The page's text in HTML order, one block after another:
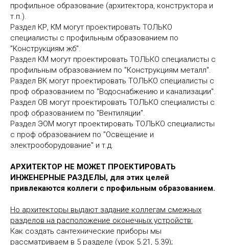
профильное образование (архитектора, конструктора и
т.п.).
Раздел КР, КМ могут проектировать ТОЛЬКО
специалисты с профильным образованием по
"Конструкциям жб".
Раздел КМ могут проектировать ТОЛЬКО специалисты с
профильным образованием по "Конструкциям металл".
Раздел ВК могут проектировать ТОЛЬКО специалисты с
проф образованием по "Водоснабжению и канализации".
Раздел ОВ могут проектировать ТОЛЬКО специалисты с
проф образованием по "Вентиляции".
Раздел ЭОМ могут проектировать ТОЛЬКО специалисты
с проф образованием по "Освещение и
электрооборудование" и т.д.
АРХИТЕКТОР НЕ МОЖЕТ ПРОЕКТИРОВАТЬ
ИНЖЕНЕРНЫЕ РАЗДЕЛЫ, для этих целей
привлекаются коллеги с профильным образованием.
Но архитекторы выдают задание коллегам смежных
разделов на расположение оконечных устройств:
Как создать сантехнические приборы мы
рассматриваем в 5 разделе (урок 5.21, 5.39);